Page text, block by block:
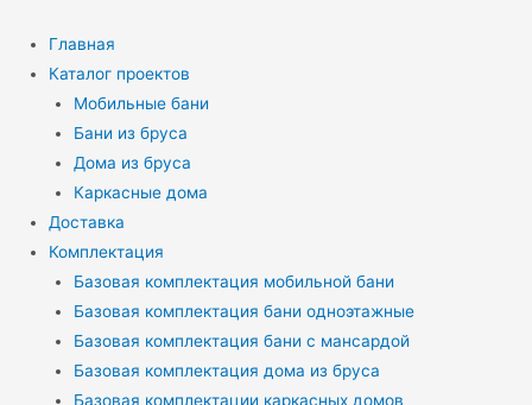
содержимому
Главная
Каталог проектов
Мобильные бани
Бани из бруса
Дома из бруса
Каркасные дома
Доставка
Комплектация
Базовая комплектация мобильной бани
Базовая комплектация бани одноэтажные
Базовая комплектация бани с мансардой
Базовая комплектация дома из бруса
Базовая комплектации каркасных домов